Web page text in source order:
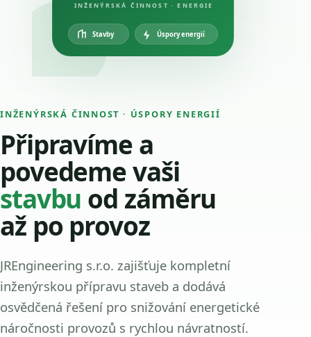
INŽENÝRSKÁ ČINNOST · ÚSPORY ENERGIÍ
Připravíme a
povedeme vaši
stavbu od záměru
až po provoz
JREngineering s.r.o. zajišťuje kompletní
inženýrskou přípravu staveb a dodává
osvědčená řešení pro snižování energetické
náročnosti provozů s rychlou návratností.
INŽENÝRSKÁ ČINNOST · ENERGIE
Stavby Úspory energií